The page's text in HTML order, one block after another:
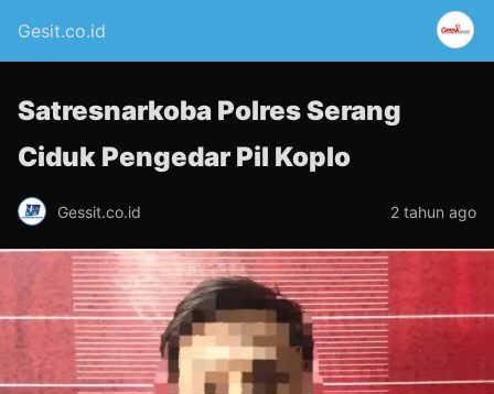
Gesit.co.id
Satresnarkoba Polres Serang
Ciduk Pengedar Pil Koplo
Gessit.co.id 2 tahun ago